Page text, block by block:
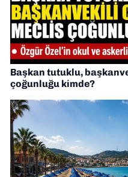
Başkan tutuklu,
çoğunluğu kimde?